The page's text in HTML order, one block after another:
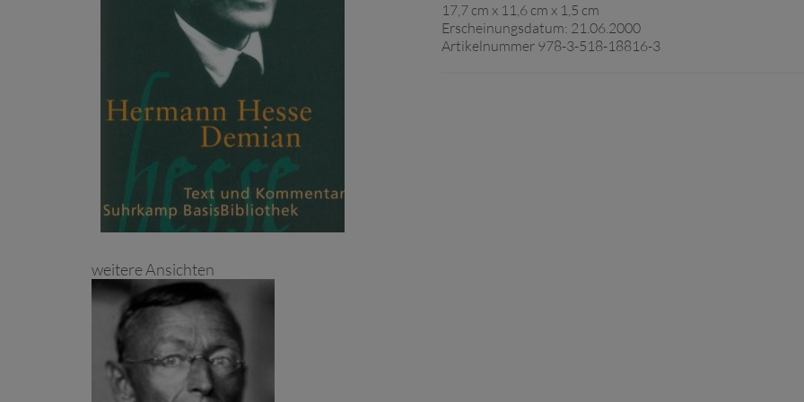
17,7 cm x 11,6 cm x 1,5 cm
Erscheinungsdatum: 21.06.2000
Artikelnummer 978-3-518-18816-3
weitere Ansichten